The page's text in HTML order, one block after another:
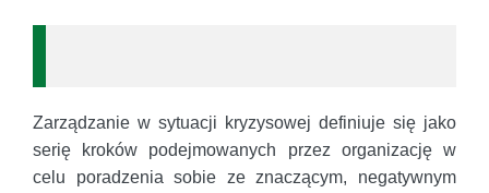
Zarządzanie w sytuacji kryzysowej definiuje się jako
serię kroków podejmowanych przez organizację w
celu poradzenia sobie ze znaczącym, negatywnym